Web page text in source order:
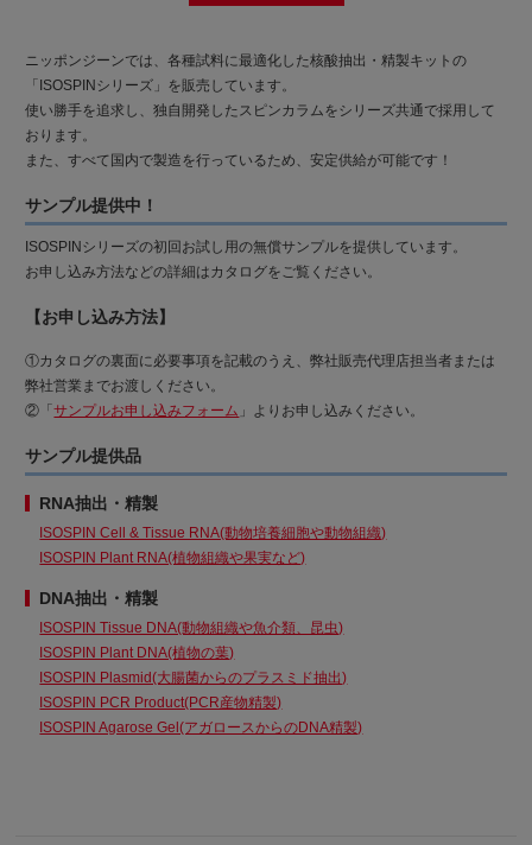
ニッポンジーンでは、各種試料に最適化した核酸抽出・精製キットの
「ISOSPINシリーズ」を販売しています。
使い勝手を追求し、独自開発したスピンカラムをシリーズ共通で採用して
おります。
また、すべて国内で製造を行っているため、安定供給が可能です！
サンプル提供中！
ISOSPINシリーズの初回お試し用の無償サンプルを提供しています。
お申し込み方法などの詳細はカタログをご覧ください。
【お申し込み方法】
①カタログの裏面に必要事項を記載のうえ、弊社販売代理店担当者または
弊社営業までお渡しください。
②「サンプルお申し込みフォーム 」よりお申し込みください。
サンプル提供品
RNA抽出・精製
ISOSPIN Cell & Tissue RNA(動物培養細胞や動物組織)
ISOSPIN Plant RNA(植物組織や果実など)
DNA抽出・精製
ISOSPIN Tissue DNA(動物組織や魚介類、昆虫)
ISOSPIN Plant DNA(植物の葉)
ISOSPIN Plasmid(大腸菌からのプラスミド抽出)
ISOSPIN PCR Product(PCR産物精製)
ISOSPIN Agarose Gel(アガロースからのDNA精製)